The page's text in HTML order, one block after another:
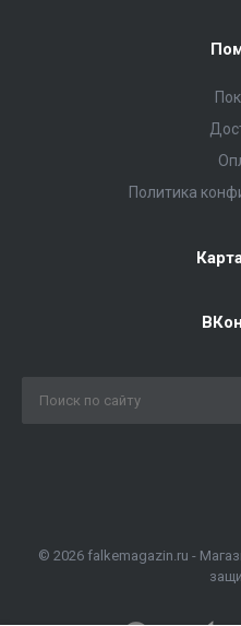
Политика
© 2026 falkemagazin.ru -